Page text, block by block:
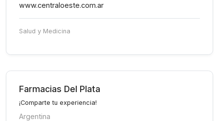
www.centraloeste.com.ar
Salud y Medicina
Farmacias Del Plata
¡Comparte tu experiencia!
Argentina